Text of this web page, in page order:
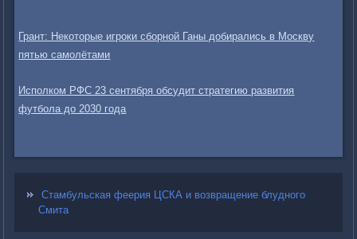
Грант: Некоторые игроки сборной Ганы добирались в Москву
пятью самолётами
Исполком РФС 23 сентября обсудит стратегию развития
футбола до 2030 года
Стамбульская феерия ЦСКА и возвращение блудного
Смита